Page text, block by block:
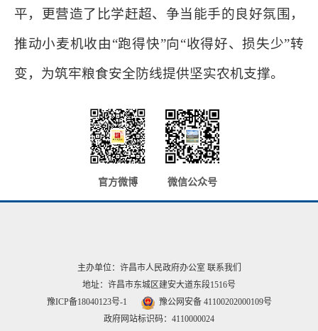
平，更营造了比学赶超、争当能手的良好氛围，
推动小麦机收由“跑得快”向“收得好、损失少”转
变，为筑牢粮食安全防线提供坚实农机支撑。
官方微博 微信公众号
主办单位：许昌市人民政府办公室 联系我们
地址：许昌市东城区建安大道东段1516号
豫ICP备18040123号-1
豫公网安备 41100202000109号
政府网站标识码：4110000024